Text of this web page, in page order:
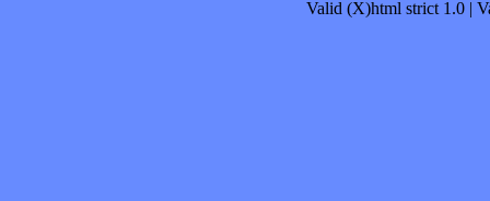
Valid (X)html strict 1.0|